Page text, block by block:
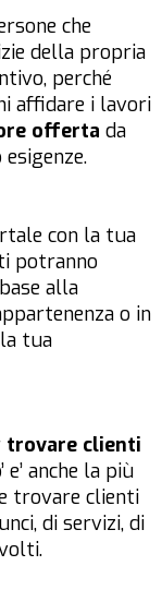
che
della propria
perché
affidare i lavori
offerta da
con la tua
potranno
alla
o in
tua
trovare clienti
e’ anche la più
trovare clienti
di servizi, di